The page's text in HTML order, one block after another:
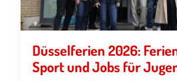
Düsselferien 2026:
Sport und Jobs für